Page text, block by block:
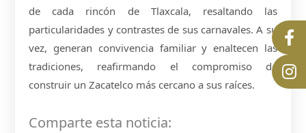
de cada rincón de Tlaxcala, resaltando las
particularidades y contrastes de sus carnavales. A su
vez, generan convivencia familiar y enaltecen las
tradiciones, reafirmando el compromiso de
construir un Zacatelco más cercano a sus raíces.
Comparte esta noticia: